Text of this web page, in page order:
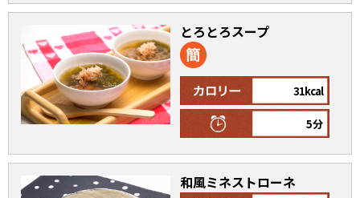
サッと鍋®
めんつゆレシピ
割烹白だしレシピ
レシピ特設サイト
割烹白だしレシピ特集
とろとろスープ
31kcal
5分
和風ミネストローネ